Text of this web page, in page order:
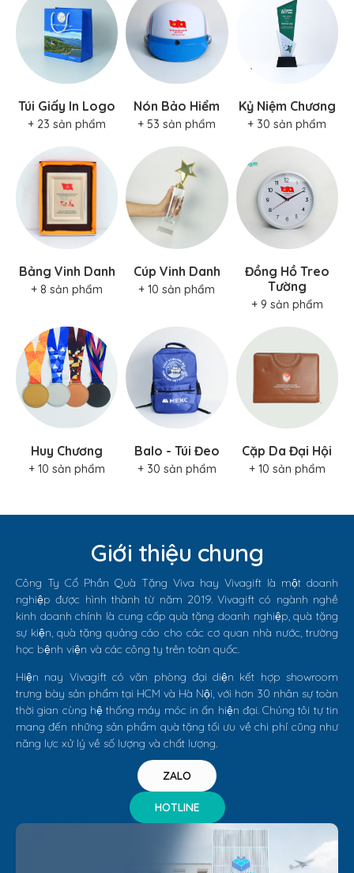
Túi Giấy In Logo
+ 23 sản phẩm
Nón Bảo Hiểm
+ 53 sản phẩm
Kỷ Niệm Chương
+ 30 sản phẩm
Bảng Vinh Danh
+ 8 sản phẩm
Cúp Vinh Danh
+ 10 sản phẩm
Đồng Hồ Treo
Tường
+ 9 sản phẩm
Huy Chương
+ 10 sản phẩm
Balo - Túi Đeo
+ 30 sản phẩm
Cặp Da Đại Hội
+ 10 sản phẩm
Giới thiệu chung
Công Ty Cổ Phần Quà Tặng Viva hay Vivagift là một doanh
nghiệp được hình thành từ năm 2019. Vivagift có ngành nghề
kinh doanh chính là cung cấp quà tặng doanh nghiệp, quà tặng
sự kiện, quà tặng quảng cáo cho các cơ quan nhà nước, trường
học bệnh viện và các công ty trên toàn quốc.
Hiện nay Vivagift có văn phòng đại diện kết hợp showroom
trưng bày sản phẩm tại HCM và Hà Nội, với hơn 30 nhân sự toàn
thời gian cùng hệ thống máy móc in ấn hiện đại. Chúng tôi tự tin
mang đến những sản phẩm quà tặng tối ưu về chi phí cũng như
năng lực xử lý về số lượng và chất lượng.
ZALO
HOTLINE